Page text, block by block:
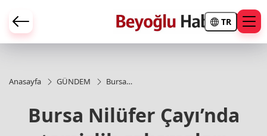
TR
Anasayfa GÜNDEM
Bursa
temizlik
çalışmaları
Bursa Nilüfer Çayı’nda